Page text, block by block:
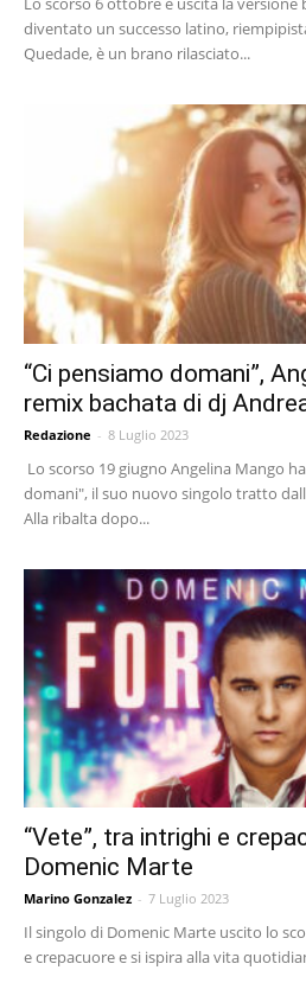
diventato un successo latino,
Quedade, è un brano rilasciato...
“Ci pensiamo domani”,
remix bachata di dj
Redazione - 8 Luglio 2023
Lo scorso 19 giugno Angelina Mango
domani", il suo nuovo singolo tratto
Alla ribalta dopo...
“Vete”, tra intrighi e
Domenic Marte
Marino Gonzalez - 7 Luglio 2023
Il singolo di Domenic Marte uscito lo
e crepacuore e si ispira alla vita